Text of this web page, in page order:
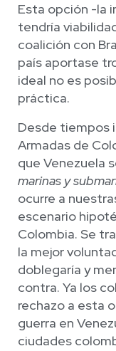
Esta opción -la
tendría
coalición con
país aportase
ideal no es
práctica.
Desde tiempos
Armadas de
que Venezuela
marinas y
ocurre a
escenario
Colombia. Se
la mejor
doblegaría y
contra. Ya los
rechazo a esta
guerra en
ciudades